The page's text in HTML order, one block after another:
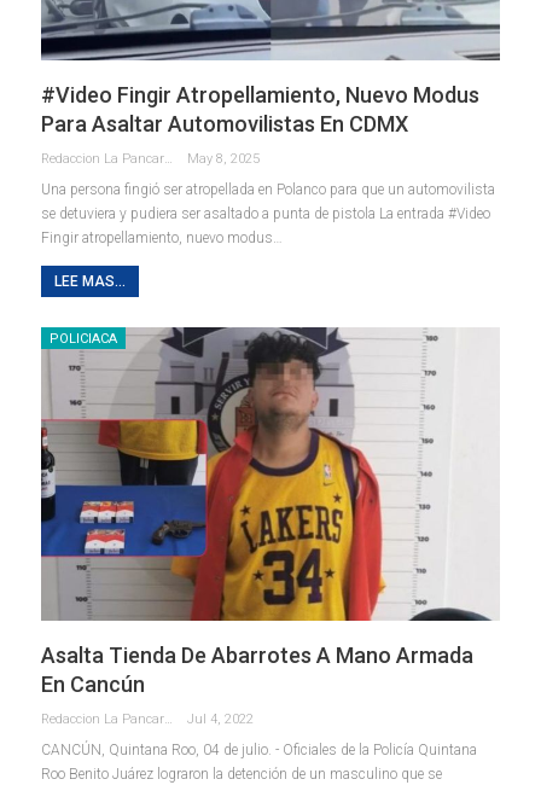
#Video Fingir Atropellamiento, Nuevo Modus
Para Asaltar Automovilistas En CDMX
Redaccion La Pancarta De Quintana Roo May 8, 2025
Una persona fingió ser atropellada en Polanco para que un automovilista
se detuviera y pudiera ser asaltado a punta de pistola La entrada #Video
Fingir atropellamiento, nuevo modus…
LEE MAS...
POLICIACA
Asalta Tienda De Abarrotes A Mano Armada
En Cancún
Redaccion La Pancarta De Quintana Roo Jul 4, 2022
CANCÚN, Quintana Roo, 04 de julio. - Oficiales de la Policía Quintana
Roo Benito Juárez lograron la detención de un masculino que se